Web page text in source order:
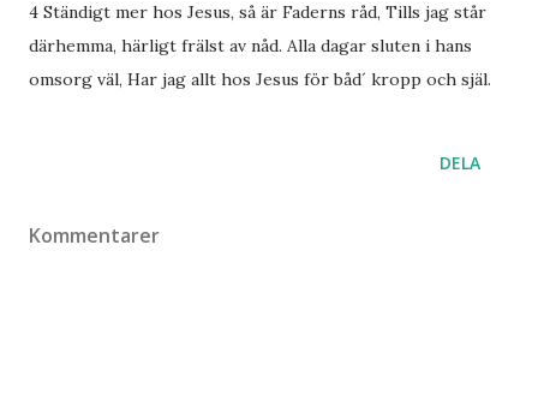
4 Ständigt mer hos Jesus, så är Faderns råd, Tills jag står
därhemma, härligt frälst av nåd. Alla dagar sluten i hans
omsorg väl, Har jag allt hos Jesus för båd´ kropp och själ.
DELA
Kommentarer